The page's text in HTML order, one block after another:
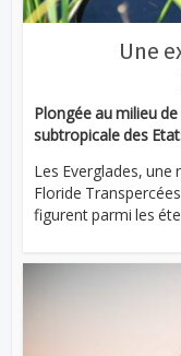
Une
Plongée au milieu
subtropicale des
Les Everglades, une
Floride
figurent parmi les